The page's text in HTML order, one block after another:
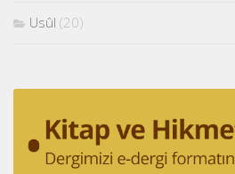
Usûl (20)